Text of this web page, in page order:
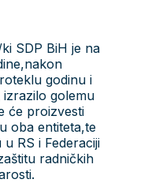
SDP BiH je na
godinu i
izrazilo golemu
će proizvesti
oba entiteta,te
RS i Federaciji
radničkih